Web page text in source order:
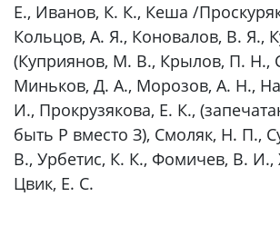
Е., Иванов, К. К., Кеша /
Кольцов, А. Я., Коновалов, В. Я.,
(Куприянов, М. В., Крылов, П. Н.,
Миньков, Д. А., Морозов, А. Н.,
И., Прокрузякова, Е. К.,
быть Р вместо З), Смоляк, Н. П.,
В., Урбетис, К. К., Фомичев, В.
Цвик, Е. С.